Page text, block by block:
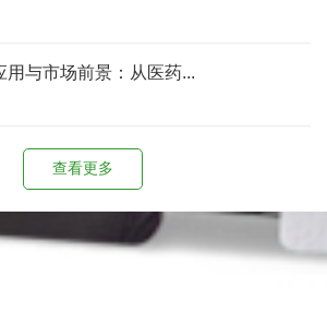
用与市场前景：从医药...
查看更多